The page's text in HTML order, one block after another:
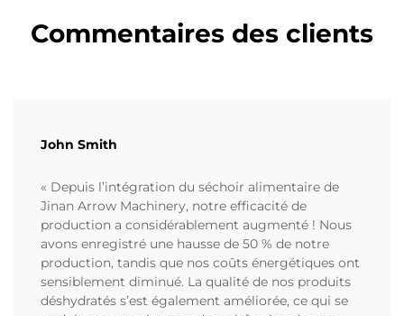
Commentaires des clients
John Smith
« Depuis l’intégration du séchoir alimentaire de
Jinan Arrow Machinery, notre efficacité de
production a considérablement augmenté ! Nous
avons enregistré une hausse de 50 % de notre
production, tandis que nos coûts énergétiques ont
sensiblement diminué. La qualité de nos produits
déshydratés s’est également améliorée, ce qui se